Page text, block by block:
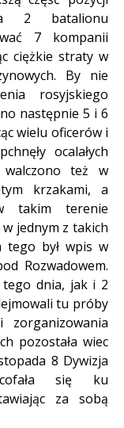
2 batalionu
7 kompanii
ciężkie straty w
By nie
rosyjskiego
następnie 5 i 6
wielu oficerów i
ocalałych
też w
krzakami, a
takim terenie
jednym z takich
tego był wpis w
Rozwadowem.
tego dnia, jak i 2
tu próby
pozostała wiec
8 Dywizja
się ku
za sobą